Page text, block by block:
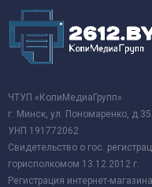
ЧТУП «КопиМедиаГрупп»
г. Минск, ул. Пономаренко,
УНП 191772062
Свидетельство о гос.
горисполкомом 13.12.2012 г.
Регистрация интернет-